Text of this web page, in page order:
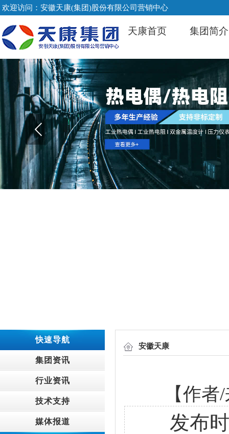
欢迎访问：安徽天康(集团)股份有限公司营销中心
天康首页 集团简介
快速导航
集团资讯
行业资讯
技术支持
媒体报道
安徽天康
【作
发布时